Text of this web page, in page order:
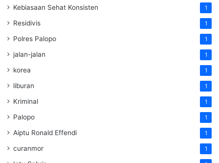
Kebiasaan Sehat Konsisten 1
Residivis 1
Polres Palopo 1
jalan-jalan 1
korea 1
liburan 1
Kriminal 1
Palopo 1
Aiptu Ronald Effendi 1
curanmor 1